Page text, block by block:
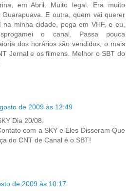
em Abril. Muito legal. Era muito
E outra, quem vai querer
na minha cidade, pega em VHF, e eu,
o canal. Passa pouca
dos horários são vendidos, o mais
Jornal e os filmens. Melhor o SBT do
de 2009 às 12:49
Dia 20/08.
com a SKY e Eles Disseram Que
do CNT de Canal é o SBT!
de 2009 às 10:17